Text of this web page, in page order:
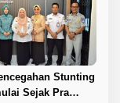
Stunting
Sejak Pra